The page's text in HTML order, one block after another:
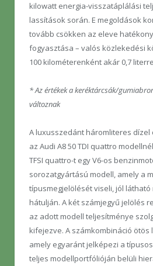
kilowatt energia-visszatáplálási
lassítások során. E megoldások
tovább csökken az eleve
fogyasztása – valós közlekedési
100 kilométerenként akár 0,7
* Az értékek a keréktárcsák/
változnak
A luxusszedánt háromliteres
az Audi A8 50 TDI quattro
TFSI quattro-t egy V6-os
sorozatgyártású modell, amely a
típusmegjelölését viseli, jól látható
hátulján. A két számjegyű jelölés
az adott modell teljesítménye
kifejezve. A számkombináció
amely egyaránt jelképezi a
teljes modellportfólióján belüli